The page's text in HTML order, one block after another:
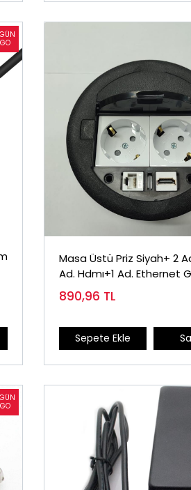
Masa Üstü Priz Siyah+ 2
Ad. Hdmı+1 Ad. Ethernet
890,96 TL
Sepete Ekle